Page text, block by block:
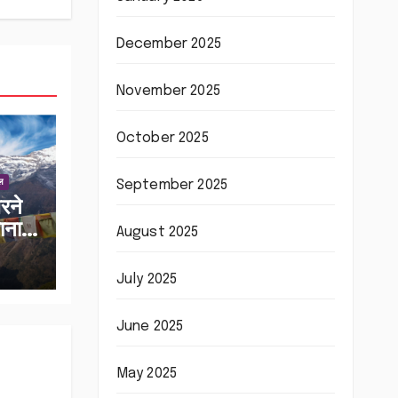
वन
December 2025
November 2025
October 2025
September 2025
August 2025
July 2025
June 2025
May 2025